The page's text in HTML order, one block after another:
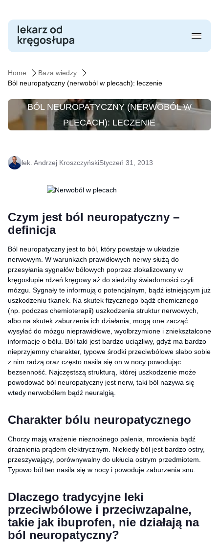
Skip
content
Home
Baza wiedzy
Ból neuropatyczny (nerwoból w plecach): leczenie
BÓL NEUROPATYCZNY (NERWOBÓL W
PLECACH): LECZENIE
lek. Andrzej KroszczyńskiStyczeń 31, 2013
Czym jest ból neuropatyczny –
definicja
Ból neuropatyczny jest to ból, który powstaje w układzie
nerwowym. W warunkach prawidłowych nerwy służą do
przesyłania sygnałów bólowych poprzez zlokalizowany w
kręgosłupie rdzeń kręgowy aż do siedziby świadomości czyli
mózgu. Sygnały te informują o potencjalnym, bądź istniejącym już
uszkodzeniu tkanek. Na skutek fizycznego bądź chemicznego
(np. podczas chemioterapii) uszkodzenia struktur nerwowych,
albo na skutek zaburzenia ich działania, mogą one zacząć
wysyłać do mózgu nieprawidłowe, wyolbrzymione i zniekształcone
informacje o bólu. Ból taki jest bardzo uciążliwy, gdyż ma bardzo
nieprzyjemny charakter, typowe środki przeciwbólowe słabo sobie
z nim radzą oraz często nasila się on w nocy powodując
bezsenność. Najczęstszą strukturą, której uszkodzenie może
powodować ból neuropatyczny jest nerw, taki ból nazywa się
wtedy nerwobólem bądź neuralgią.
Charakter bólu neuropatycznego
Chorzy mają wrażenie nieznośnego palenia, mrowienia bądź
drażnienia prądem elektrycznym. Niekiedy ból jest bardzo ostry,
przeszywający, porównywalny do ukłucia ostrym przedmiotem.
Typowo ból ten nasila się w nocy i powoduje zaburzenia snu.
Dlaczego tradycyjne leki
przeciwbólowe i przeciwzapalne,
takie jak ibuprofen, nie działają na
ból neuropatyczny?